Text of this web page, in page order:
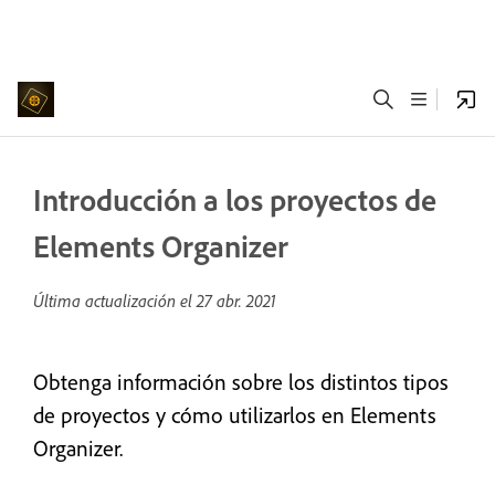
Introducción a los proyectos de
Elements Organizer
Última actualización el27 abr. 2021
Obtenga información sobre los distintos tipos
de proyectos y cómo utilizarlos en Elements
Organizer.